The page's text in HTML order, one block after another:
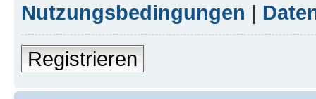
Nutzungsbedingungen |
Registrieren